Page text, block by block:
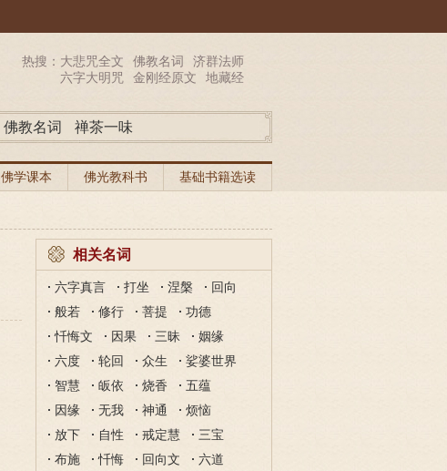
热搜： 大悲咒全文 佛教名词
济群法师
六字大明咒
金刚经原文 地藏经
佛教名词 禅茶一味
佛学课本 佛光教科书 基础书籍选读
相关名词
六字真言 打坐 涅槃
回向
般若
修行 菩提
功德
忏悔文
因果 三昧
姻缘
六度
轮回 众生
娑婆世界
智慧
皈依 烧香
五蕴
因缘
无我 神通
烦恼
放下
自性 戒定慧
三宝
布施
忏悔 回向文
六道